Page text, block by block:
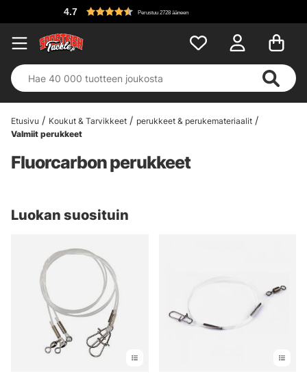
4.7 Perustuu 2728 ääneen
Etusivu Koukut & Tarvikkeet
perukkeet & perukemateriaalit
Valmiit perukkeet
Fluorcarbon perukkeet
Luokan suosituin